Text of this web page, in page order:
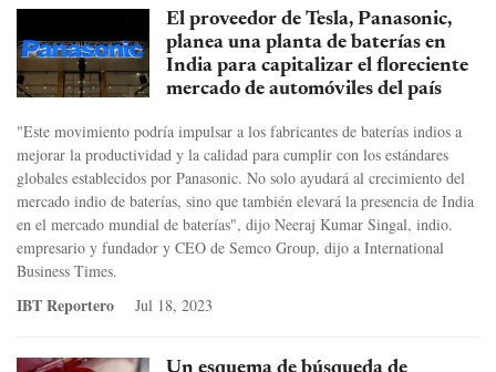
El proveedor de Tesla, Panasonic,
planea una planta de baterías en
India para capitalizar el floreciente
mercado de automóviles del país
"Este movimiento podría impulsar a los fabricantes de baterías indios a
mejorar la productividad y la calidad para cumplir con los estándares
globales establecidos por Panasonic. No solo ayudará al crecimiento del
mercado indio de baterías, sino que también elevará la presencia de India
en el mercado mundial de baterías", dijo Neeraj Kumar Singal, indio.
empresario y fundador y CEO de Semco Group, dijo a International
Business Times.
IBT Reportero Jul 18, 2023